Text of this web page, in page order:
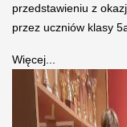
przedstawieniu z
przez uczniów klasy
Więcej...